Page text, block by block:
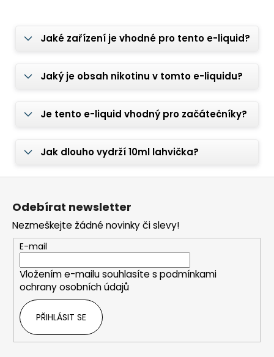
Jaké zařízení je vhodné pro tento e-liquid?
Jaký je obsah nikotinu v tomto e-liquidu?
Je tento e-liquid vhodný pro začátečníky?
Jak dlouho vydrží 10ml lahvička?
Z
Odebírat newsletter
Nezmeškejte žádné novinky či slevy!
E-mail
Vložením e-mailu souhlasíte s podmínkami
ochrany osobních údajů
PŘIHLÁSIT SE